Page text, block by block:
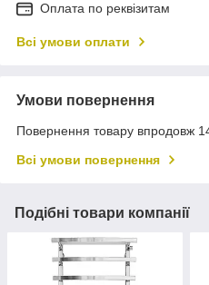
Оплата по реквізитам
Всі умови оплати
Умови повернення
Повернення товару впродовж
Всі умови повернення
Подібні товари компанії